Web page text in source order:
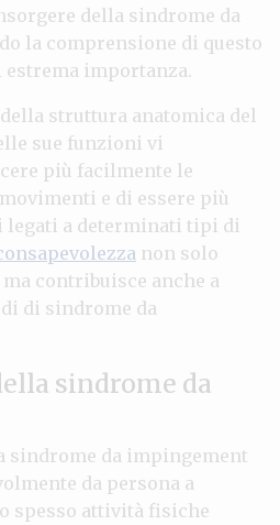
della sindrome da
la comprensione di questo
importanza.
struttura anatomica del
sue funzioni vi
più facilmente le
e di essere più
legati a determinati tipi di
non solo
contribuisce anche a
di sindrome da
sindrome da
sindrome da impingement
da persona a
spesso attività fisiche